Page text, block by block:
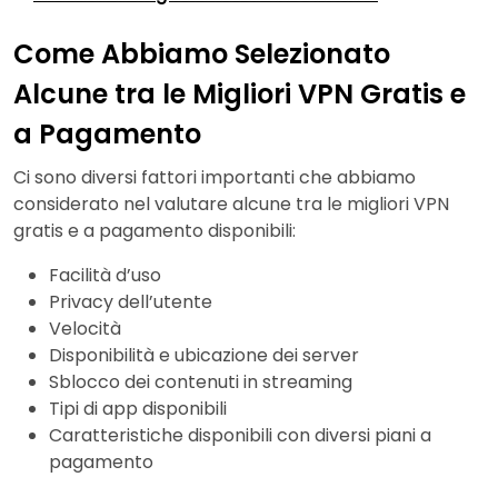
Come Abbiamo Selezionato
Alcune tra le Migliori VPN Gratis e
a Pagamento
Ci sono diversi fattori importanti che abbiamo
considerato nel valutare alcune tra le migliori VPN
gratis e a pagamento disponibili:
Facilità d’uso
Privacy dell’utente
Velocità
Disponibilità e ubicazione dei server
Sblocco dei contenuti in streaming
Tipi di app disponibili
Caratteristiche disponibili con diversi piani a
pagamento